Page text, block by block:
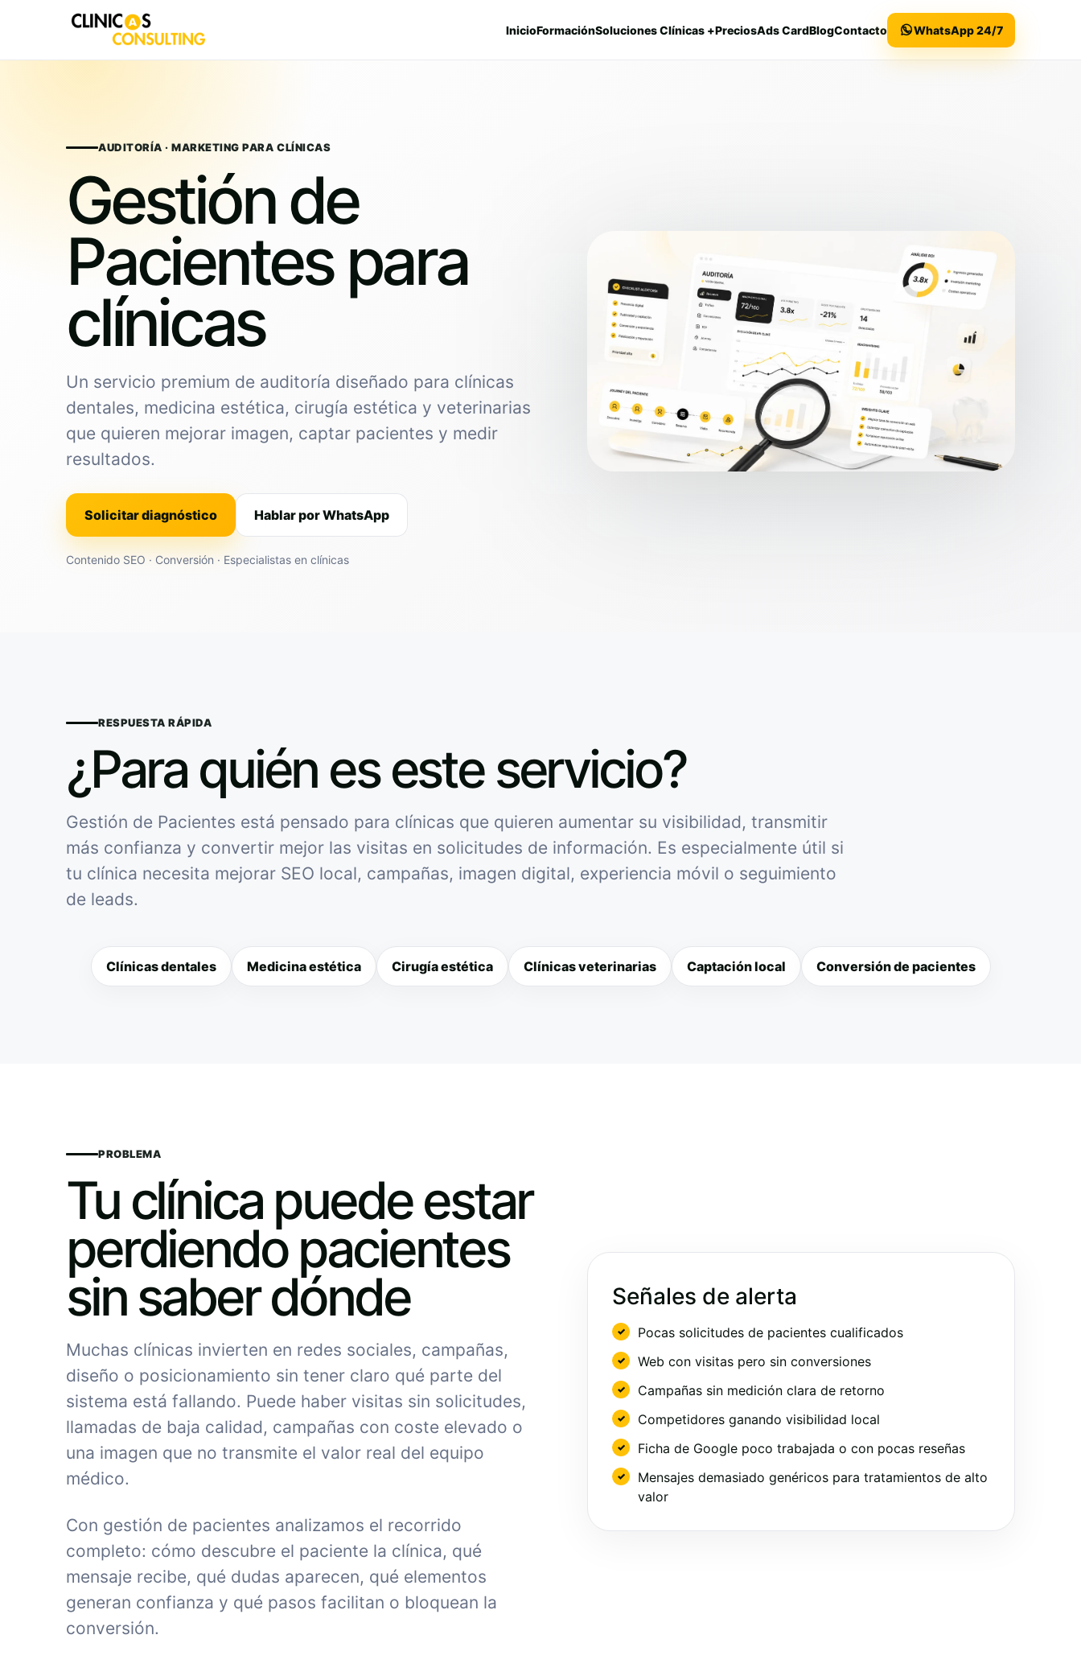
InicioFormaciónSoluciones Clínicas +PreciosAds CardBlogContacto WhatsApp 24/7
AUDITORÍA · MARKETING PARA CLÍNICAS
Gestión de
Pacientes para
clínicas
Un servicio premium de auditoría diseñado para clínicas
dentales, medicina estética, cirugía estética y veterinarias
que quieren mejorar imagen, captar pacientes y medir
resultados.
Solicitar diagnóstico Hablar por WhatsApp
Contenido SEO · Conversión · Especialistas en clínicas
RESPUESTA RÁPIDA
¿Para quién es este servicio?
Gestión de Pacientes está pensado para clínicas que quieren aumentar su visibilidad, transmitir
más confianza y convertir mejor las visitas en solicitudes de información. Es especialmente útil si
tu clínica necesita mejorar SEO local, campañas, imagen digital, experiencia móvil o seguimiento
de leads.
Clínicas dentales Medicina estética Cirugía estética Clínicas veterinarias Captación local Conversión de pacientes
PROBLEMA
Tu clínica puede estar
perdiendo pacientes
sin saber dónde
Muchas clínicas invierten en redes sociales, campañas,
diseño o posicionamiento sin tener claro qué parte del
sistema está fallando. Puede haber visitas sin solicitudes,
llamadas de baja calidad, campañas con coste elevado o
una imagen que no transmite el valor real del equipo
médico.
Con gestión de pacientes analizamos el recorrido
completo: cómo descubre el paciente la clínica, qué
mensaje recibe, qué dudas aparecen, qué elementos
generan confianza y qué pasos facilitan o bloquean la
conversión.
Señales de alerta
Pocas solicitudes de pacientes cualificados
Web con visitas pero sin conversiones
Campañas sin medición clara de retorno
Competidores ganando visibilidad local
Ficha de Google poco trabajada o con pocas reseñas
Mensajes demasiado genéricos para tratamientos de alto
valor